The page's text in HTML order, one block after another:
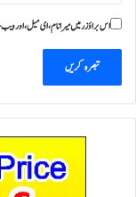
اس براؤزر میں میرا نام، ای میل، اور